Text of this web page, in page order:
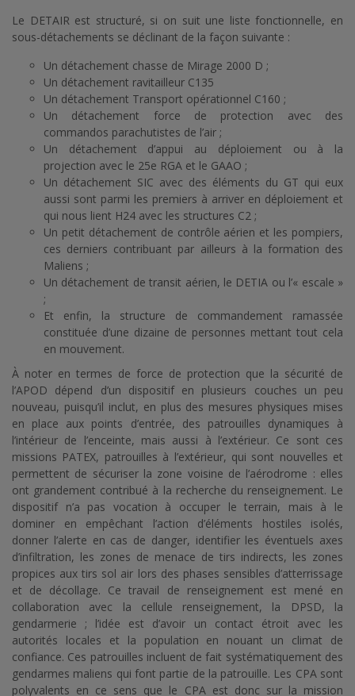
Le DETAIR est structuré, si on suit une liste fonctionnelle, en
sous-détachements se déclinant de la façon suivante :
Un détachement chasse de Mirage 2000 D ;
Un détachement ravitailleur C135
Un détachement Transport opérationnel C160 ;
Un détachement force de protection avec des
commandos parachutistes de l’air ;
Un détachement d’appui au déploiement ou à la
projection avec le 25e RGA et le GAAO ;
Un détachement SIC avec des éléments du GT qui eux
aussi sont parmi les premiers à arriver en déploiement et
qui nous lient H24 avec les structures C2 ;
Un petit détachement de contrôle aérien et les pompiers,
ces derniers contribuant par ailleurs à la formation des
Maliens ;
Un détachement de transit aérien, le DETIA ou l’« escale »
;
Et enfin, la structure de commandement ramassée
constituée d’une dizaine de personnes mettant tout cela
en mouvement.
À noter en termes de force de protection que la sécurité de
l’APOD dépend d’un dispositif en plusieurs couches un peu
nouveau, puisqu’il inclut, en plus des mesures physiques mises
en place aux points d’entrée, des patrouilles dynamiques à
l’intérieur de l’enceinte, mais aussi à l’extérieur. Ce sont ces
missions PATEX, patrouilles à l’extérieur, qui sont nouvelles et
permettent de sécuriser la zone voisine de l’aérodrome : elles
ont grandement contribué à la recherche du renseignement. Le
dispositif n’a pas vocation à occuper le terrain, mais à le
dominer en empêchant l’action d’éléments hostiles isolés,
donner l’alerte en cas de danger, identifier les éventuels axes
d’infiltration, les zones de menace de tirs indirects, les zones
propices aux tirs sol air lors des phases sensibles d’atterrissage
et de décollage. Ce travail de renseignement est mené en
collaboration avec la cellule renseignement, la DPSD, la
gendarmerie ; l’idée est d’avoir un contact étroit avec les
autorités locales et la population en nouant un climat de
confiance. Ces patrouilles incluent de fait systématiquement des
gendarmes maliens qui font partie de la patrouille. Les CPA sont
polyvalents en ce sens que le CPA est donc sur la mission